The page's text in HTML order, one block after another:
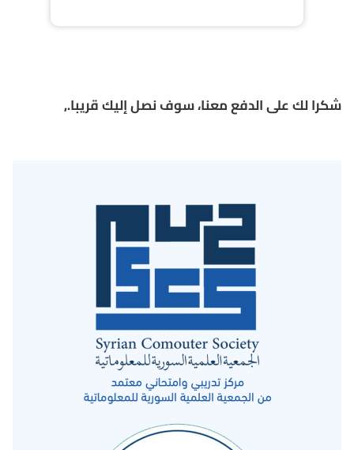
شكرا لك على الدفع معنا، سوف نصل إليك قريبا.,